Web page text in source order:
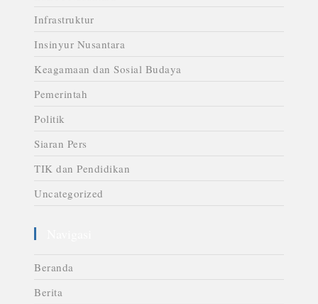
Infrastruktur
Insinyur Nusantara
Keagamaan dan Sosial Budaya
Pemerintah
Politik
Siaran Pers
TIK dan Pendidikan
Uncategorized
Beranda
Berita